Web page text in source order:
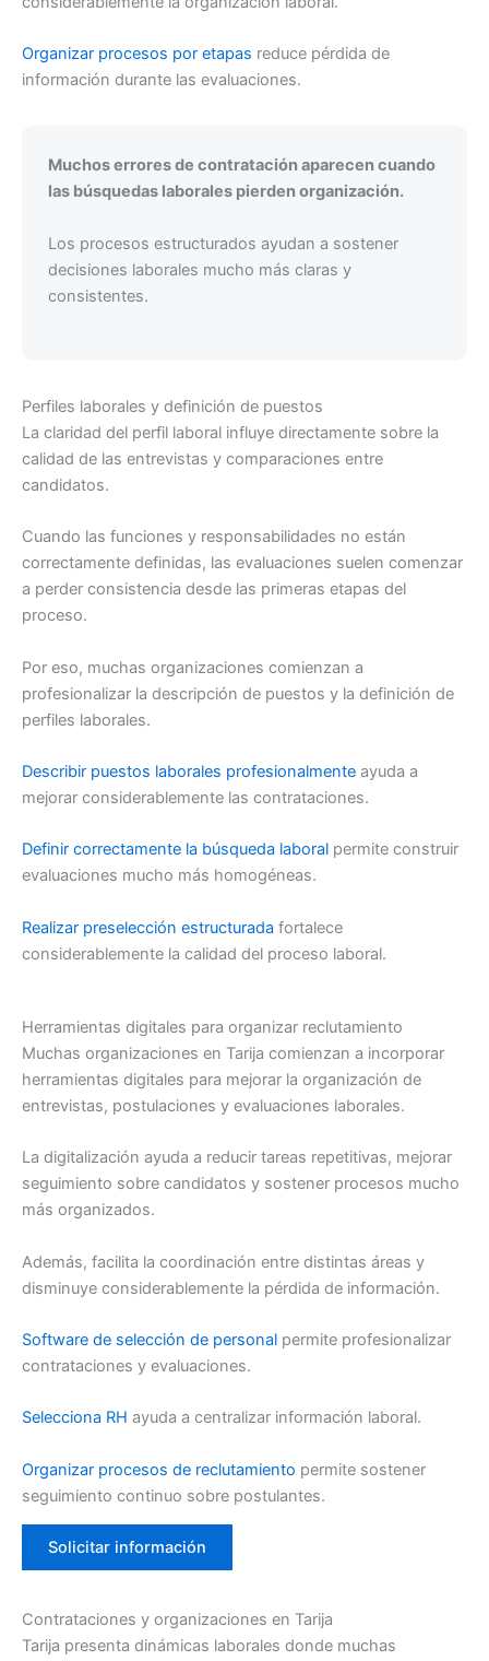
Organizar procesos por etapas reduce pérdida de
información durante las evaluaciones.
Muchos errores de contratación aparecen cuando
las búsquedas laborales pierden organización.
Los procesos estructurados ayudan a sostener
decisiones laborales mucho más claras y
consistentes.
Perfiles laborales y definición de puestos
La claridad del perfil laboral influye directamente sobre la
calidad de las entrevistas y comparaciones entre
candidatos.
Cuando las funciones y responsabilidades no están
correctamente definidas, las evaluaciones suelen comenzar
a perder consistencia desde las primeras etapas del
proceso.
Por eso, muchas organizaciones comienzan a
profesionalizar la descripción de puestos y la definición de
perfiles laborales.
Describir puestos laborales profesionalmente ayuda a
mejorar considerablemente las contrataciones.
Definir correctamente la búsqueda laboral permite construir
evaluaciones mucho más homogéneas.
Realizar preselección estructurada fortalece
considerablemente la calidad del proceso laboral.
Herramientas digitales para organizar reclutamiento
Muchas organizaciones en Tarija comienzan a incorporar
herramientas digitales para mejorar la organización de
entrevistas, postulaciones y evaluaciones laborales.
La digitalización ayuda a reducir tareas repetitivas, mejorar
seguimiento sobre candidatos y sostener procesos mucho
más organizados.
Además, facilita la coordinación entre distintas áreas y
disminuye considerablemente la pérdida de información.
Software de selección de personal permite profesionalizar
contrataciones y evaluaciones.
Selecciona RH ayuda a centralizar información laboral.
Organizar procesos de reclutamiento permite sostener
seguimiento continuo sobre postulantes.
Solicitar información
Contrataciones y organizaciones en Tarija
Tarija presenta dinámicas laborales donde muchas